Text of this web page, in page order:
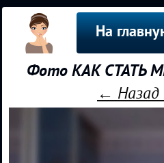
На
Фото КАК СТАТЬ
←